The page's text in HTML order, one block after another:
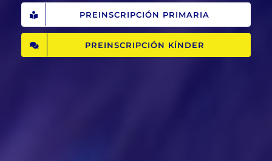
PREINSCRIPCIÓN PRIMARIA
PREINSCRIPCIÓN KÍNDER